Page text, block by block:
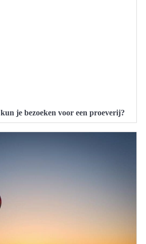
je bezoeken voor een proeverij?